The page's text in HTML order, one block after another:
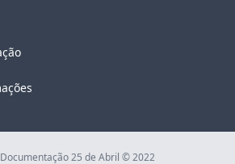
25 de Abril © 2022